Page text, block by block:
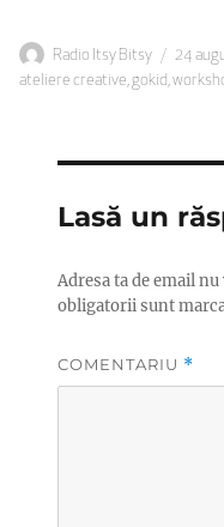
Autor
Radio Itsy Bitsy
pe
24
ateliere creative,gokid,
Lasă un
Adresa ta de email
obligatorii sunt
COMENTARIU *